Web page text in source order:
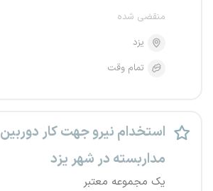
منقضی شده
یزد
تمام وقت
استخدام نیرو جهت کار دوربین
مداربسته در شهر یزد
یک مجموعه معتبر